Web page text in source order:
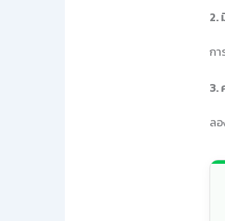
2.
กา
3.
ล